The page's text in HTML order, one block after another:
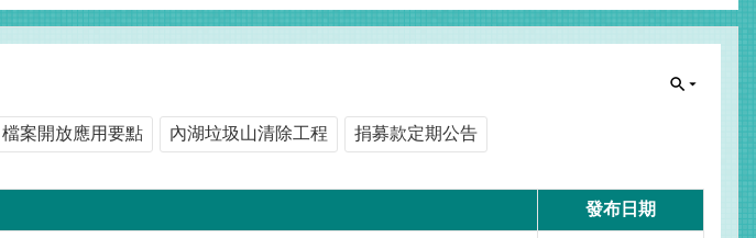
檔案開放應用要點 內湖垃圾山清除工程 捐募款定期公告
發布日期